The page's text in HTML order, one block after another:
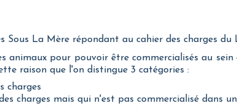
La Mère répondant au cahier des charges du
animaux pour pouvoir être commercialisés au
raison que l'on distingue 3 catégories :
charges
charges mais qui n'est pas commercialisé dans